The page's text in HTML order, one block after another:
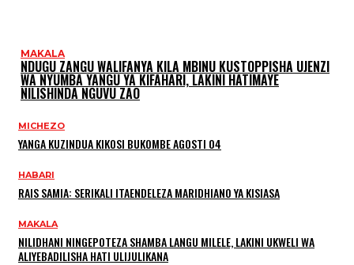
MAKALA
NDUGU ZANGU WALIFANYA KILA MBINU KUSTOPPISHA UJENZI
WA NYUMBA YANGU YA KIFAHARI, LAKINI HATIMAYE
NILISHINDA NGUVU ZAO
MICHEZO
YANGA KUZINDUA KIKOSI BUKOMBE AGOSTI 04
HABARI
RAIS SAMIA: SERIKALI ITAENDELEZA MARIDHIANO YA KISIASA
MAKALA
NILIDHANI NINGEPOTEZA SHAMBA LANGU MILELE, LAKINI UKWELI WA
ALIYEBADILISHA HATI ULIJULIKANA